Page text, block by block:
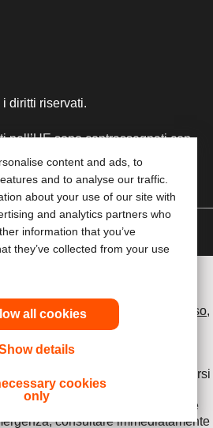
content and ads, to
and to analyse our traffic.
about your use of our site with
and analytics partners who
information that you’ve
they’ve collected from your use
all cookies
details
cookies
only
diritti riservati.
nell’UE sono contrassegnati con
seconda dei casi
sulla riservatezza Gestione dei
prodotti indicati, leggi per intero le
foglietto illustrativo fornito con
le sezioni Uso previsto,
Avvertenze, Precauzioni d'uso,
d'uso del dispositivo
documento non
pertanto è opportuno rivolgersi
ad altro operatore sanitario. Le
essere utilizzate durante le
consultare immediatamente